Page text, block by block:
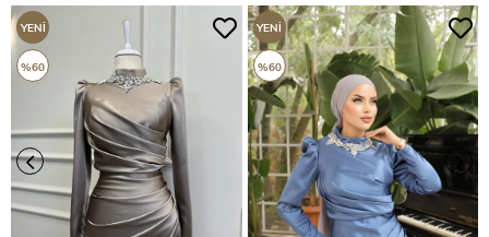
YENI
ÜRÜN
%60
YENI
ÜRÜN
%60